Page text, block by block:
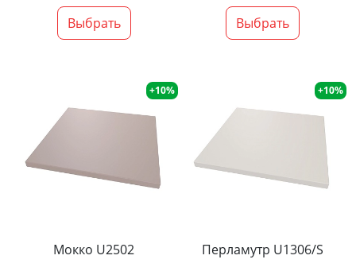
Выбрать Выбрать
+10%
Мокко U2502
+10%
Перламутр U1306/S